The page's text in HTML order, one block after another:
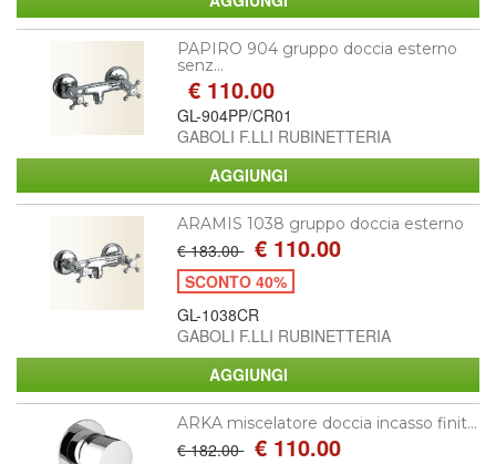
PAPIRO 904 gruppo doccia esterno
senz...
€ 110.00
GL-904PP/CR01
GABOLI F.LLI RUBINETTERIA
ARAMIS 1038 gruppo doccia esterno
€ 183.00 € 110.00
SCONTO 40%
GL-1038CR
GABOLI F.LLI RUBINETTERIA
ARKA miscelatore doccia incasso finit...
€ 182.00 € 110.00